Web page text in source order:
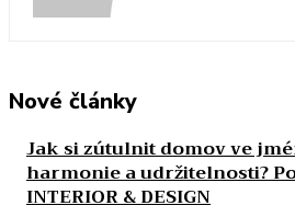
Nové články
Jak si zútulnit domov ve
harmonie a udržitelnosti?
INTERIOR & DESIGN